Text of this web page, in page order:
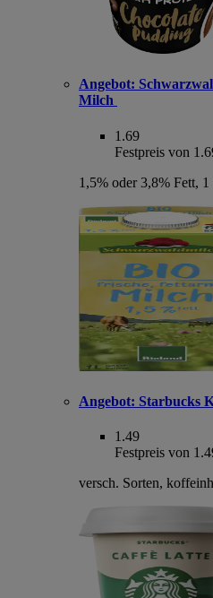
Angebot:
Milch
1.69
Festpreis von
1,5% oder 3,8% Fett, 1
Angebot: Starbucks
1.49
Festpreis von
versch. Sorten,